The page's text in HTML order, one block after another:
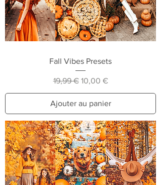
Fall Vibes Presets
Prix original
19,99 € Prix promotionnel
10,00 €
Ajouter au panier